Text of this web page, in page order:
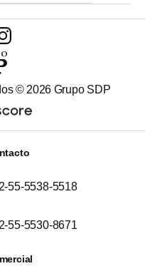
© 2026 Grupo SDP
55-5538-5518
55-5530-8671